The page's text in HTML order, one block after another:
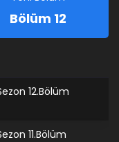
Bölüm 12
12.Bölüm
11.Bölüm